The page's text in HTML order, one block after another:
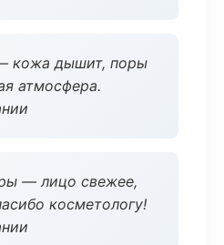
кожа дышит, поры
атмосфера.
— лицо свежее,
косметологу!